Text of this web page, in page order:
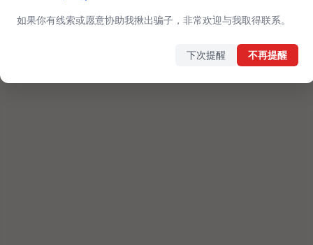
如果你有线索或愿意协助我揪出骗子，非常欢迎与我取得联系。
下次提醒 不再提醒